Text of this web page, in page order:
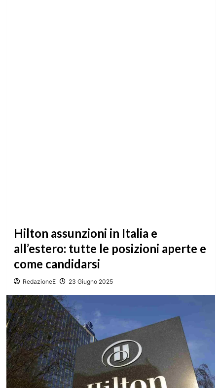
Hilton assunzioni in Italia e
all’estero: tutte le posizioni aperte e
come candidarsi
RedazioneE 23 Giugno 2025